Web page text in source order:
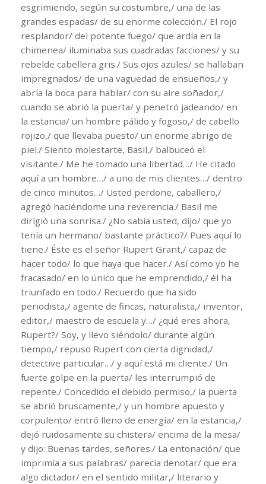
esgrimiendo, según su costumbre,/ una de las
grandes espadas/ de su enorme colección./ El rojo
resplandor/ del potente fuego/ que ardía en la
chimenea/ iluminaba sus cuadradas facciones/ y su
rebelde cabellera gris./ Sus ojos azules/ se hallaban
impregnados/ de una vaguedad de ensueños,/ y
abría la boca para hablar/ con su aire soñador,/
cuando se abrió la puerta/ y penetró jadeando/ en
la estancia/ un hombre pálido y fogoso,/ de cabello
rojizo,/ que llevaba puesto/ un enorme abrigo de
piel./ Siento molestarte, Basil,/ balbuceó el
visitante./ Me he tomado una libertad…/ He citado
aquí a un hombre…/ a uno de mis clientes…/ dentro
de cinco minutos…/ Usted perdone, caballero,/
agregó haciéndome una reverencia./ Basil me
dirigió una sonrisa./ ¿No sabía usted, dijo/ que yo
tenía un hermano/ bastante práctico?/ Pues aquí lo
tiene./ Éste es el señor Rupert Grant,/ capaz de
hacer todo/ lo que haya que hacer./ Así como yo he
fracasado/ en lo único que he emprendido,/ él ha
triunfado en todo./ Recuerdo que ha sido
periodista,/ agente de fincas, naturalista,/ inventor,
editor,/ maestro de escuela y…/ ¿qué eres ahora,
Rupert?/ Soy, y llevo siéndolo/ durante algún
tiempo,/ repuso Rupert con cierta dignidad,/
detective particular…/ y aquí está mi cliente./ Un
fuerte golpe en la puerta/ les interrumpió de
repente./ Concedido el debido permiso,/ la puerta
se abrió bruscamente,/ y un hombre apuesto y
corpulento/ entró lleno de energía/ en la estancia,/
dejó ruidosamente su chistera/ encima de la mesa/
y dijo: Buenas tardes, señores./ La entonación/ que
imprimía a sus palabras/ parecía denotar/ que era
algo dictador/ en el sentido militar,/ literario y